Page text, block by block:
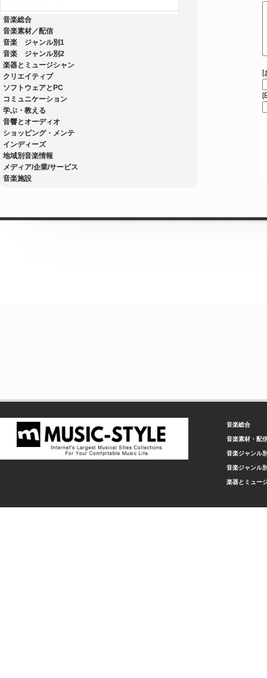
音楽総合
音楽素材／配信
音楽 ジャンル別1
音楽 ジャンル別2
楽器とミュージシャン
クリエイティブ
ソフトウェアとPC
コミュニケーション
学ぶ・教える
音響とオーディオ
ショッピング・メンテ
インディーズ
地域別音楽情報
メディア/企業/サービス
音楽施設
[
音楽総合
音楽素材・配
音楽ジャンル
音楽ジャンル
楽器とミュー